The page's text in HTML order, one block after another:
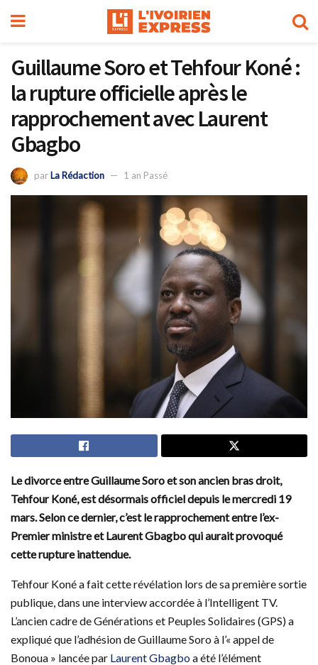
Guillaume Soro et Tehfour Koné :
la rupture officielle après le
rapprochement avec Laurent
Gbagbo
parLa Rédaction 1 an Passé
Le divorce entre Guillaume Soro et son ancien bras droit,
Tehfour Koné, est désormais officiel depuis le mercredi 19
mars. Selon ce dernier, c’est le rapprochement entre l’ex-
Premier ministre et Laurent Gbagbo qui aurait provoqué
cette rupture inattendue.
Tehfour Koné a fait cette révélation lors de sa première sortie
publique, dans une interview accordée à l’Intelligent TV.
L’ancien cadre de Générations et Peuples Solidaires (GPS) a
expliqué que l’adhésion de Guillaume Soro à l’« appel de
Bonoua » lancée par Laurent Gbagboa été l’élément